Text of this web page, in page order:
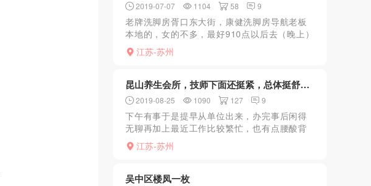
2019-07-07 1104 58 9
老牌洗脚房胥口东大街，康健洗脚房导航老板
本地的，女的不多，最好910点以后去（晚上）
最近风大，有段日子没去了。
江苏-苏州
昆山养生会所，技师下面还挺紧，总体挺舒服的
2019-08-25 1090 127 9
下午有事于是提早从单位出来，办完事后闲得
无聊再加上最近工作比较繁忙，也有点腰酸背
疼的，于是便想去放松一下。在手机上提前跟
人联系好，到了地方跟着引导的人进门，进入
江苏-苏州
吴中区楼凤一枚